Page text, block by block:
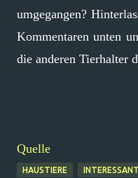
umgegangen?
Kommentaren unten
die anderen Tierhalter
Quelle
HAUSTIERE INTERESSANT